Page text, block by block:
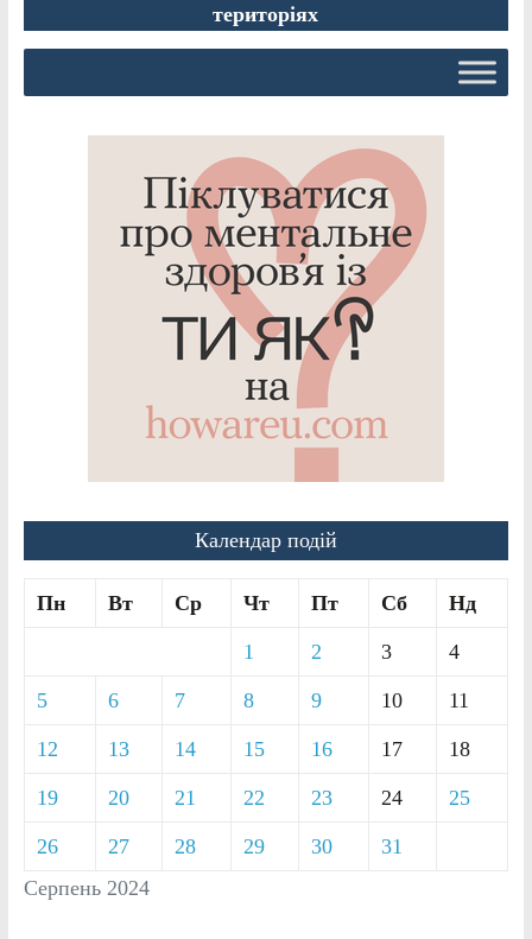
територіях
Календар подій
Серпень 2024
Пн Вт Ср Чт Пт Сб Нд
1 2 3 4
5 6 7 8 9 10 11
12 13 14 15 16 17 18
19 20 21 22 23 24 25
26 27 28 29 30 31